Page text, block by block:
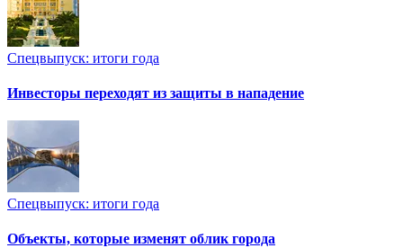
Спецвыпуск: итоги года
Инвесторы переходят из защиты в нападение
Спецвыпуск: итоги года
Объекты, которые изменят облик города